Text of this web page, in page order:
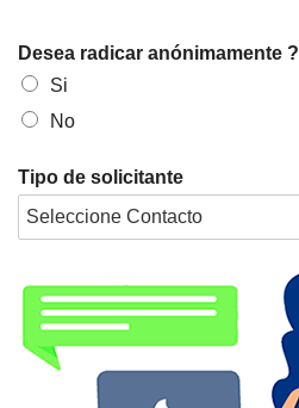
Desea radicar anónimamente ?
Si
No
Tipo de solicitante